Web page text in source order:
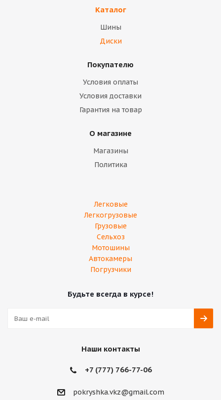
Каталог
Шины
Диски
Покупателю
Условия оплаты
Условия доставки
Гарантия на товар
О магазине
Магазины
Политика
Легковые
Легкогрузовые
Грузовые
Сельхоз
Мотошины
Автокамеры
Погрузчики
Будьте всегда в курсе!
Наши контакты
+7 (777) 766-77-06
pokryshka.vkz@gmail.com